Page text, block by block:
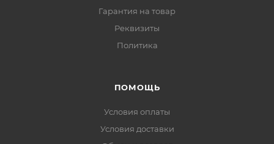
Гарантия на товар
Реквизиты
Политика
ПОМОЩЬ
Условия оплаты
Условия доставки